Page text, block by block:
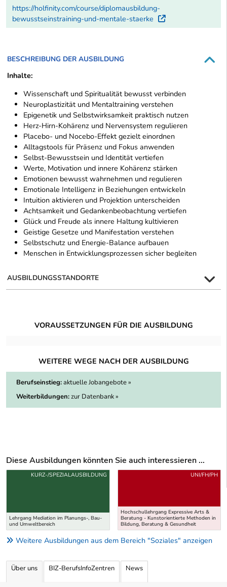
https://holfinity.com/course/diplomausbildung-
bewusstseinstraining-und-mentale-staerke
Externer Link
BESCHREIBUNG DER AUSBILDUNG
Inhalte:
Wissenschaft und Spiritualität bewusst verbinden
Neuroplastizität und Mentaltraining verstehen
Epigenetik und Selbstwirksamkeit praktisch nutzen
Herz-Hirn-Kohärenz und Nervensystem regulieren
Placebo- und Nocebo-Effekt gezielt einordnen
Alltagstools für Präsenz und Fokus anwenden
Selbst-Bewusstsein und Identität vertiefen
Werte, Motivation und innere Kohärenz stärken
Emotionen bewusst wahrnehmen und regulieren
Emotionale Intelligenz in Beziehungen entwickeln
Intuition aktivieren und Projektion unterscheiden
Achtsamkeit und Gedankenbeobachtung vertiefen
Glück und Freude als innere Haltung kultivieren
Geistige Gesetze und Manifestation verstehen
Selbstschutz und Energie-Balance aufbauen
Menschen in Entwicklungsprozessen sicher begleiten
AUSBILDUNGSSTANDORTE
VORAUSSETZUNGEN FÜR DIE AUSBILDUNG
WEITERE WEGE NACH DER AUSBILDUNG
Berufseinstieg:aktuelle Jobangebote »
Weiterbildungen:zur Datenbank »
Diese Ausbildungen könnten Sie auch interessieren ...
Uber weitere Ausbildungsvorschläge
Lehrgang Mediation im Planungs-, Bau-
und Umweltbereich
KURZ-/SPEZIALAUSBILDUNG
Hochschullehrgang Expressive Arts &
Beratung - Kunstorientierte Methoden in
Bildung, Beratung & Gesundheit
UNI/FH/PH
Weitere Ausbildungen aus dem Bereich "Soziales" anzeigen
Über uns BIZ-BerufsInfoZentren News